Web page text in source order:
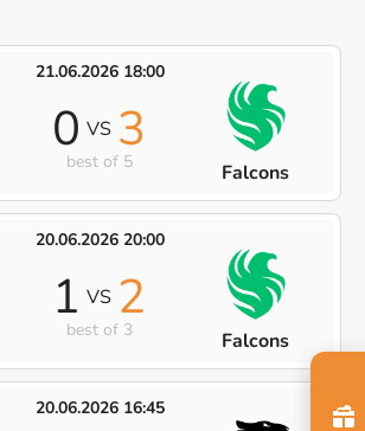
21.06.2026 18:00
0 VS 3
best of 5 Falcons
20.06.2026 20:00
1 VS 2
best of 3 Falcons
20.06.2026 16:45